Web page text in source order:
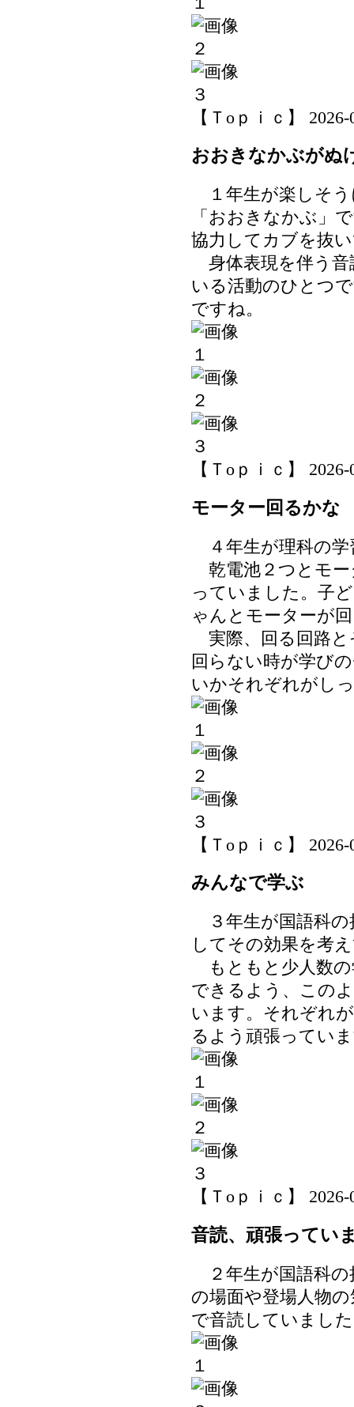
【Ｔoｐｉｃ】
おおきなかぶがぬ
１年生が楽しそう
「おおきなかぶ」
協力してカブを抜
身体表現を伴う音
いる活動のひとつ
ですね。
【Ｔoｐｉｃ】
モーター回るかな
４年生が理科の学
乾電池２つとモー
っていました。子
ゃんとモーターが
実際、回る回路と
回らない時が学び
いかそれぞれがし
【Ｔoｐｉｃ】
みんなで学ぶ
３年生が国語科の
してその効果を考
もともと少人数の
できるよう、この
います。それぞれ
るよう頑張ってい
【Ｔoｐｉｃ】
音読、頑張ってい
２年生が国語科の
の場面や登場人物
で音読していまし